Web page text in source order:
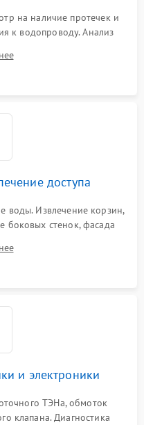
на наличие протечек и
к водопроводу. Анализ
нагрева, вращения
системы защиты
доступа
воды. Извлечение корзин,
боковых стенок, фасада
и сливной помпе.
и электроники
ТЭНа, обмоток
клапана. Диагностика